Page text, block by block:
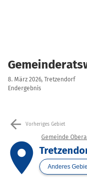
8. März 2026, Tretzendorf
Endergebnis
arrow_back Vorheriges Gebiet
place
Gemeinde
Anderes